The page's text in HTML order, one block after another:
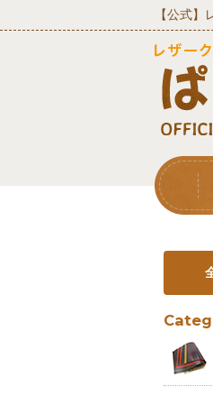
【公式